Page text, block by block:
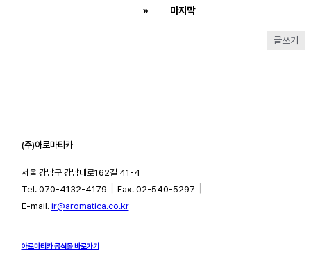
» 마지막
글쓰기
(주)아로마티카
서울 강남구 강남대로162길 41-4
Tel. 070-4132-4179
Fax. 02-540-5297
E-mail. ir@aromatica.co.kr
아로마티카 공식몰 바로가기